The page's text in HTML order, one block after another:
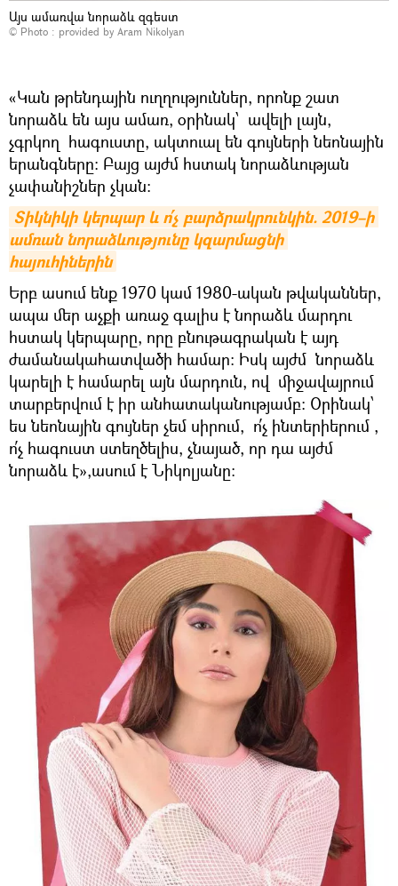
Այս ամառվա նորաձև զգեստ
© Photo : provided by Aram Nikolyan
«Կան թրենդային ուղղություններ, որոնք շատ
նորաձև են այս ամառ, օրինակ՝ ավելի լայն,
չգրկող հագուստը, ակտուալ են գույների նեոնային
երանգները։ Բայց այժմ հստակ նորաձևության
չափանիշներ չկան։
Տիկնիկի կերպար և ո՛չ բարձրակրունկին. 2019–ի
ամռան նորաձևությունը կզարմացնի
հայուհիներին
Երբ ասում ենք 1970 կամ 1980-ական թվականներ,
ապա մեր աչքի առաջ գալիս է նորաձև մարդու
հստակ կերպարը, որը բնութագրական է այդ
ժամանակահատվածի համար։ Իսկ այժմ նորաձև
կարելի է համարել այն մարդուն, ով միջավայրում
տարբերվում է իր անհատականությամբ։ Օրինակ՝
ես նեոնային գույներ չեմ սիրում, ո՛չ ինտերիերում ,
ո՛չ հագուստ ստեղծելիս, չնայած, որ դա այժմ
նորաձև է»,ասում է Նիկոլյանը: